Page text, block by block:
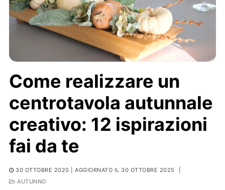
Come realizzare un
centrotavola autunnale
creativo: 12 ispirazioni
fai da te
30 OTTOBRE 2020 | AGGIORNATO IL 30 OTTOBRE 2025
AUTUNNO